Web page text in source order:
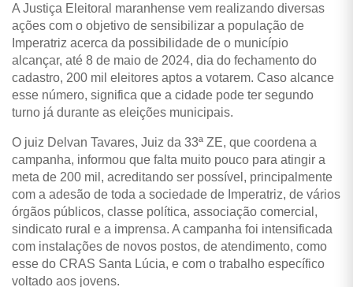
A Justiça Eleitoral maranhense vem realizando diversas
ações com o objetivo de sensibilizar a população de
Imperatriz acerca da possibilidade de o município
alcançar, até 8 de maio de 2024, dia do fechamento do
cadastro, 200 mil eleitores aptos a votarem. Caso alcance
esse número, significa que a cidade pode ter segundo
turno já durante as eleições municipais.
O juiz Delvan Tavares, Juiz da 33ª ZE, que coordena a
campanha, informou que falta muito pouco para atingir a
meta de 200 mil, acreditando ser possível, principalmente
com a adesão de toda a sociedade de Imperatriz, de vários
órgãos públicos, classe política, associação comercial,
sindicato rural e a imprensa. A campanha foi intensificada
com instalações de novos postos, de atendimento, como
esse do CRAS Santa Lúcia, e com o trabalho específico
voltado aos jovens.